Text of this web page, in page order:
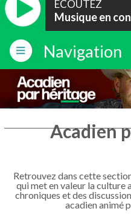
ÉCOUTEZ
Musique en
Navigation
Acadien
Retrouvez dans cette
qui met en valeur la culture
chroniques et des
acadien animé